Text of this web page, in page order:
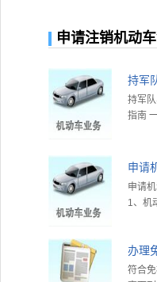
申请注销机动
持军
持军
指南
申请
申请
1、机
办理
符合